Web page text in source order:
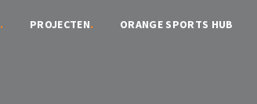
. PROJECTEN. ORANGE SPORTS HUB